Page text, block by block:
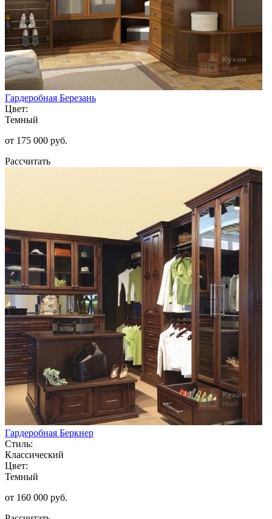
Гардеробная Березань
Цвет:
Темный
от 175 000 руб.
Рассчитать
Гардеробная Беркнер
Стиль:
Классический
Цвет:
Темный
от 160 000 руб.